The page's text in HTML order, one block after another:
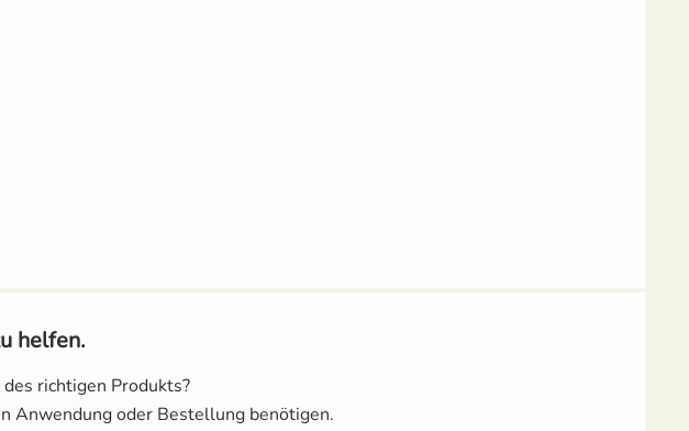
helfen.
richtigen Produkts?
Anwendung oder Bestellung benötigen.